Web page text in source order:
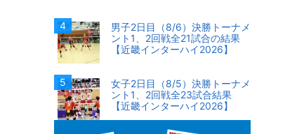
男子2日目（8/6）決勝トーナメ
ント1、2回戦全21試合の結果
【近畿インターハイ2026】
女子2日目（8/5）決勝トーナメ
ント1、2回戦全23試合結果
【近畿インターハイ2026】